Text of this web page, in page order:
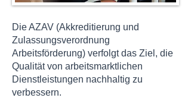
Die AZAV (Akkreditierung und
Zulassungsverordnung
Arbeitsförderung) verfolgt das Ziel, die
Qualität von arbeitsmarktlichen
Dienstleistungen nachhaltig zu
verbessern.